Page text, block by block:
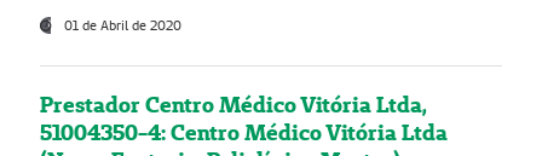
01 de Abril de 2020
Prestador Centro Médico Vitória Ltda,
51004350-4: Centro Médico Vitória Ltda